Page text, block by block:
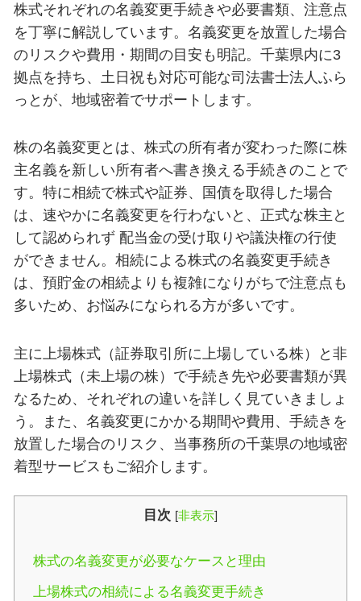
株式それぞれの名義変更手続きや必要書類、注意点
を丁寧に解説しています。名義変更を放置した場合
のリスクや費用・期間の目安も明記。千葉県内に3
拠点を持ち、土日祝も対応可能な司法書士法人ふら
っとが、地域密着でサポートします。
株の名義変更とは、株式の所有者が変わった際に株
主名義を新しい所有者へ書き換える手続きのことで
す。特に相続で株式や証券、国債を取得した場合
は、速やかに名義変更を行わないと、正式な株主と
して認められず 配当金の受け取りや議決権の行使
ができません。相続による株式の名義変更手続き
は、預貯金の相続よりも複雑になりがちで注意点も
多いため、お悩みになられる方が多いです。
主に上場株式（証券取引所に上場している株）と非
上場株式（未上場の株）で手続き先や必要書類が異
なるため、それぞれの違いを詳しく見ていきましょ
う。また、名義変更にかかる期間や費用、手続きを
放置した場合のリスク、当事務所の千葉県の地域密
着型サービスもご紹介します。
目次 [非表示]
株式の名義変更が必要なケースと理由
上場株式の相続による名義変更手続き